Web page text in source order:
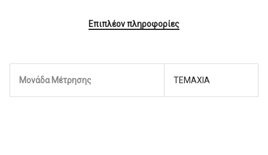
Επιπλέον πληροφορίες
Μονάδα Μέτρησης ΤΕΜΑΧΙΑ